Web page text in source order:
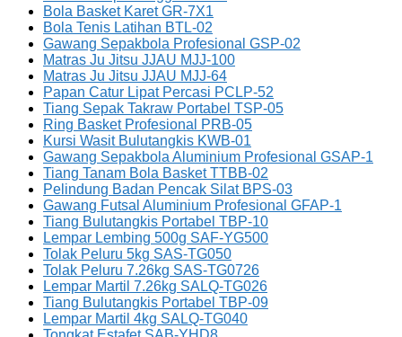
Bola Basket Karet GR-7X1
Bola Tenis Latihan BTL-02
Gawang Sepakbola Profesional GSP-02
Matras Ju Jitsu JJAU MJJ-100
Matras Ju Jitsu JJAU MJJ-64
Papan Catur Lipat Percasi PCLP-52
Tiang Sepak Takraw Portabel TSP-05
Ring Basket Profesional PRB-05
Kursi Wasit Bulutangkis KWB-01
Gawang Sepakbola Aluminium Profesional GSAP-1
Tiang Tanam Bola Basket TTBB-02
Pelindung Badan Pencak Silat BPS-03
Gawang Futsal Aluminium Profesional GFAP-1
Tiang Bulutangkis Portabel TBP-10
Lempar Lembing 500g SAF-YG500
Tolak Peluru 5kg SAS-TG050
Tolak Peluru 7.26kg SAS-TG0726
Lempar Martil 7.26kg SALQ-TG026
Tiang Bulutangkis Portabel TBP-09
Lempar Martil 4kg SALQ-TG040